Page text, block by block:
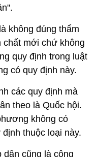
không đúng thẩm
chất mới chứ không
quy định trong luật
có quy định này.
các quy định mà
theo là Quốc hội.
không có
thuộc loại này.
dân cũng là công